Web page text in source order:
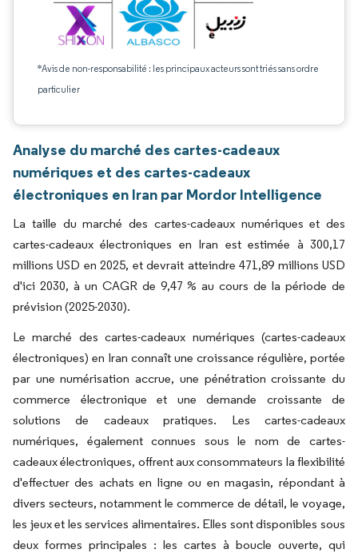
*Avis de non-responsabilité : les principaux acteurs sont triés sans ordre
particulier
Analyse du marché des cartes-cadeaux
numériques et des cartes-cadeaux
électroniques en Iran par Mordor Intelligence
La taille du marché des cartes-cadeaux numériques et des
cartes-cadeaux électroniques en Iran est estimée à 300,17
millions USD en 2025, et devrait atteindre 471,89 millions USD
d'ici 2030, à un CAGR de 9,47 % au cours de la période de
prévision (2025-2030).
Le marché des cartes-cadeaux numériques (cartes-cadeaux
électroniques) en Iran connaît une croissance régulière, portée
par une numérisation accrue, une pénétration croissante du
commerce électronique et une demande croissante de
solutions de cadeaux pratiques. Les cartes-cadeaux
numériques, également connues sous le nom de cartes-
cadeaux électroniques, offrent aux consommateurs la flexibilité
d'effectuer des achats en ligne ou en magasin, répondant à
divers secteurs, notamment le commerce de détail, le voyage,
les jeux et les services alimentaires. Elles sont disponibles sous
deux formes principales : les cartes à boucle ouverte, qui